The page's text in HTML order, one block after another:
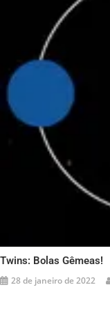
Twins: Bolas Gêmeas!
28 de janeiro de 2022